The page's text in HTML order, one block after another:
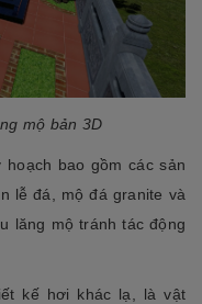
mộ bản 3D
bao gồm các sản
lễ đá, mộ đá granite và
lăng mộ tránh tác động
kế hơi khác lạ, là vật